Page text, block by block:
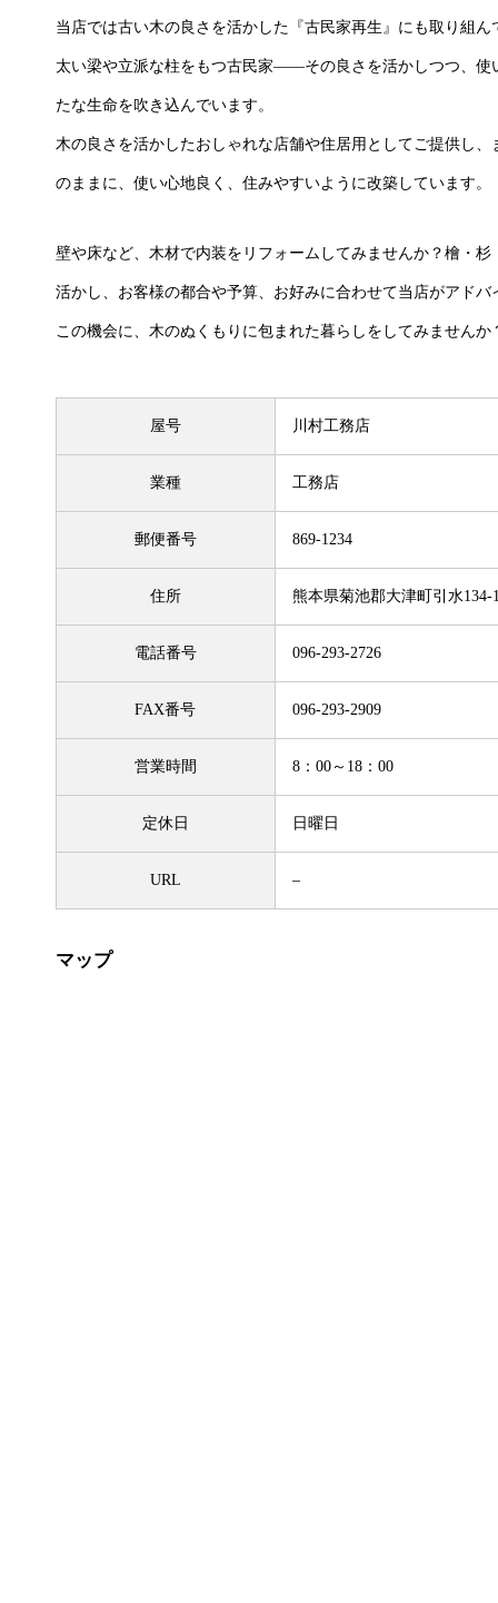
当店では古い木の良さを活かした『古民家再生』にも取り組ん
太い梁や立派な柱をもつ古民家――その良さを活かしつつ、使
たな生命を吹き込んでいます。
木の良さを活かしたおしゃれな店舗や住居用としてご提供し
のままに、使い心地良く、住みやすいように改築しています。
壁や床など、木材で内装をリフォームしてみませんか？檜・
活かし、お客様の都合や予算、お好みに合わせて当店がアドバ
この機会に、木のぬくもりに包まれた暮らしをしてみませんか
屋号 川村工務店
業種 工務店
郵便番号 869-1234
住所 熊本県菊池郡大津町引水134-
電話番号 096-293-2726
FAX番号 096-293-2909
営業時間 8：00～18：00
定休日 日曜日
URL –
マップ